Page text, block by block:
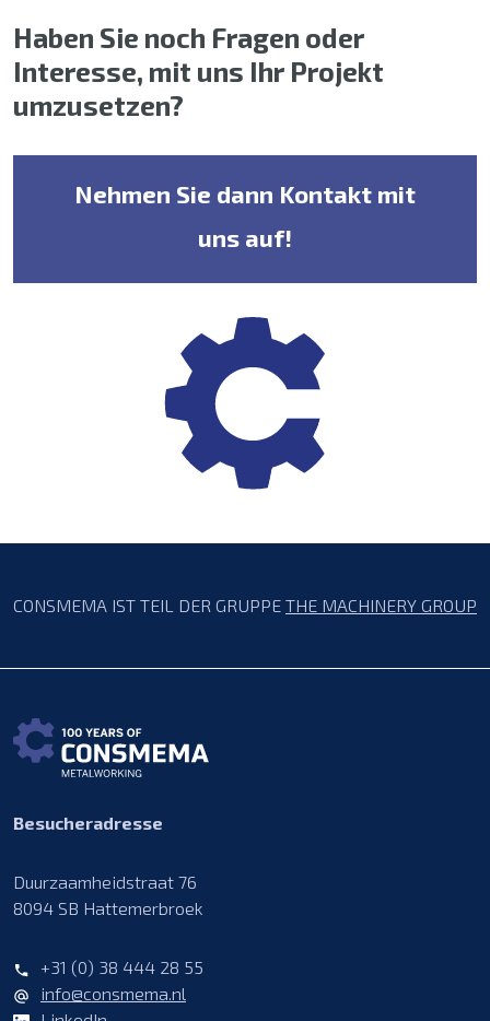
Haben Sie noch Fragen oder
Interesse, mit uns Ihr Projekt
umzusetzen?
Nehmen Sie dann Kontakt mit
uns auf!
CONSMEMA IST TEIL DER GRUPPE THE MACHINERY GROUP
Besucheradresse
Duurzaamheidstraat 76
8094 SB Hattemerbroek
+31 (0) 38 444 28 55
info@consmema.nl